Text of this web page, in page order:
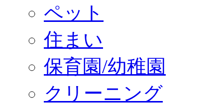
ペット
住まい
保育園/幼稚園
クリーニング